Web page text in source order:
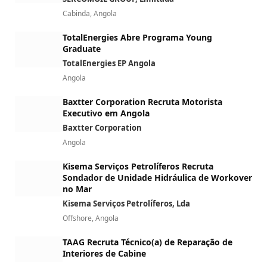
Cabinda, Angola
TotalEnergies Abre Programa Young
Graduate
TotalEnergies EP Angola
Angola
Baxtter Corporation Recruta Motorista
Executivo em Angola
Baxtter Corporation
Angola
Kisema Serviços Petrolíferos Recruta
Sondador de Unidade Hidráulica de Workover
no Mar
Kisema Serviços Petrolíferos, Lda
Offshore, Angola
TAAG Recruta Técnico(a) de Reparação de
Interiores de Cabine